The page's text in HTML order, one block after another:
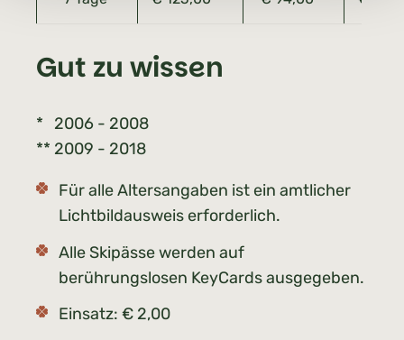
Gut zu wissen
* 2006 - 2008
** 2009 - 2018
Für alle Altersangaben ist ein amtlicher
Lichtbildausweis erforderlich.
Alle Skipässe werden auf
berührungslosen KeyCards ausgegeben.
Einsatz: € 2,00